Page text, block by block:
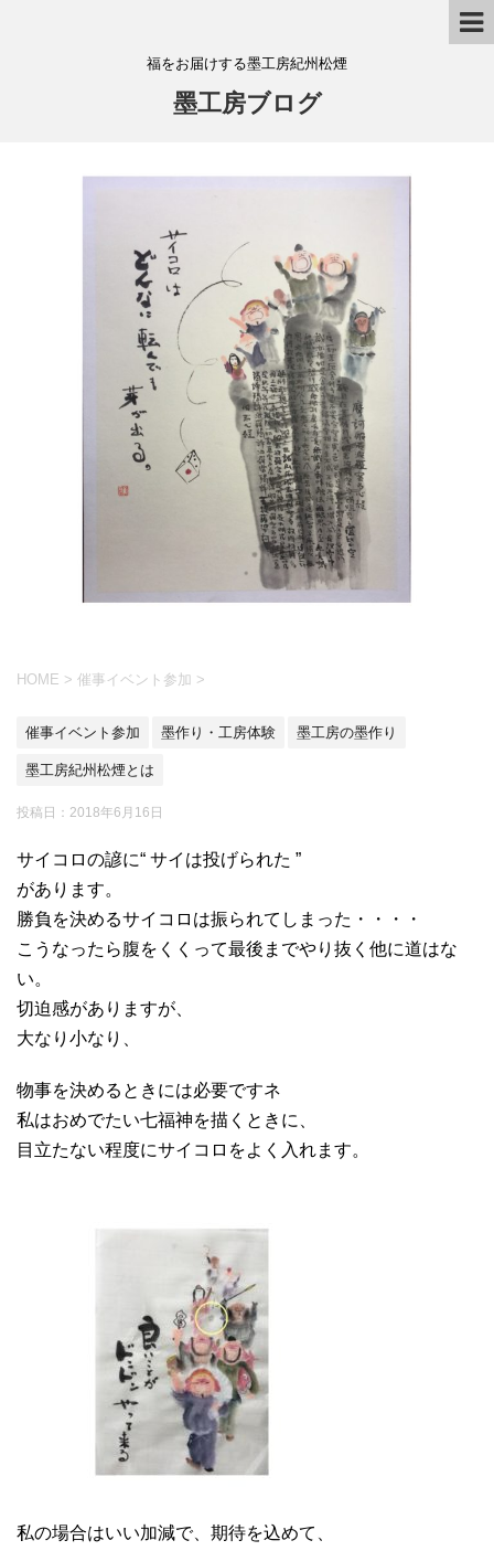
福をお届けする墨工房紀州松煙
墨工房ブログ
HOME > 催事イベント参加 >
催事イベント参加 墨作り・工房体験 墨工房の墨作り
墨工房紀州松煙とは
投稿日： 2018年6月16日
サイコロの諺に“ サイは投げられた ”
があります。
勝負を決めるサイコロは振られてしまった・・・・
こうなったら腹をくくって最後までやり抜く他に道はな
い。
切迫感がありますが、
大なり小なり、
物事を決めるときには必要ですネ
私はおめでたい七福神を描くときに、
目立たない程度にサイコロをよく入れます。
私の場合はいい加減で、期待を込めて、